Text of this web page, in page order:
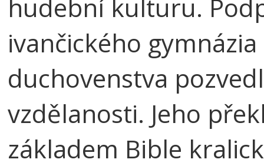
hudební kulturu.
ivančického
duchovenstva
vzdělanosti. Jeho
základem Bible